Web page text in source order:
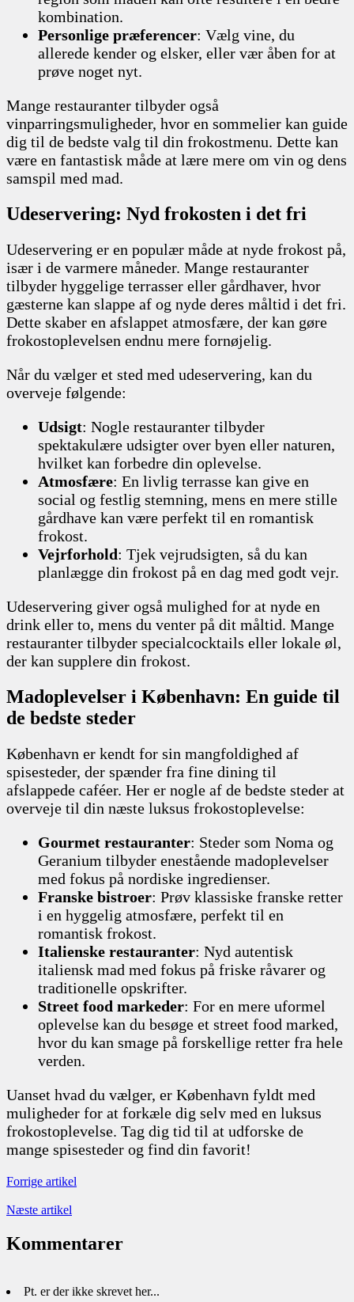
kombination.
Personlige præferencer: Vælg vine, du
allerede kender og elsker, eller vær åben for at
prøve noget nyt.
Mange restauranter tilbyder også
vinparringsmuligheder, hvor en sommelier kan guide
dig til de bedste valg til din frokostmenu. Dette kan
være en fantastisk måde at lære mere om vin og dens
samspil med mad.
Udeservering: Nyd frokosten i det fri
Udeservering er en populær måde at nyde frokost på,
især i de varmere måneder. Mange restauranter
tilbyder hyggelige terrasser eller gårdhaver, hvor
gæsterne kan slappe af og nyde deres måltid i det fri.
Dette skaber en afslappet atmosfære, der kan gøre
frokostoplevelsen endnu mere fornøjelig.
Når du vælger et sted med udeservering, kan du
overveje følgende:
Udsigt: Nogle restauranter tilbyder
spektakulære udsigter over byen eller naturen,
hvilket kan forbedre din oplevelse.
Atmosfære: En livlig terrasse kan give en
social og festlig stemning, mens en mere stille
gårdhave kan være perfekt til en romantisk
frokost.
Vejrforhold: Tjek vejrudsigten, så du kan
planlægge din frokost på en dag med godt vejr.
Udeservering giver også mulighed for at nyde en
drink eller to, mens du venter på dit måltid. Mange
restauranter tilbyder specialcocktails eller lokale øl,
der kan supplere din frokost.
Madoplevelser i København: En guide til
de bedste steder
København er kendt for sin mangfoldighed af
spisesteder, der spænder fra fine dining til
afslappede caféer. Her er nogle af de bedste steder at
overveje til din næste luksus frokostoplevelse:
Gourmet restauranter: Steder som Noma og
Geranium tilbyder enestående madoplevelser
med fokus på nordiske ingredienser.
Franske bistroer: Prøv klassiske franske retter
i en hyggelig atmosfære, perfekt til en
romantisk frokost.
Italienske restauranter: Nyd autentisk
italiensk mad med fokus på friske råvarer og
traditionelle opskrifter.
Street food markeder: For en mere uformel
oplevelse kan du besøge et street food marked,
hvor du kan smage på forskellige retter fra hele
verden.
Uanset hvad du vælger, er København fyldt med
muligheder for at forkæle dig selv med en luksus
frokostoplevelse. Tag dig tid til at udforske de
mange spisesteder og find din favorit!
Forrige artikel
Næste artikel
Kommentarer
Pt. er der ikke skrevet her...